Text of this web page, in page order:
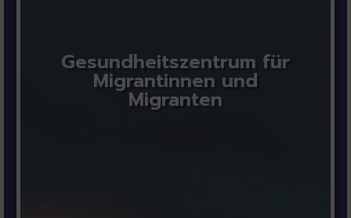
Gesundheitszentrum für
Migrantinnen und
Migranten